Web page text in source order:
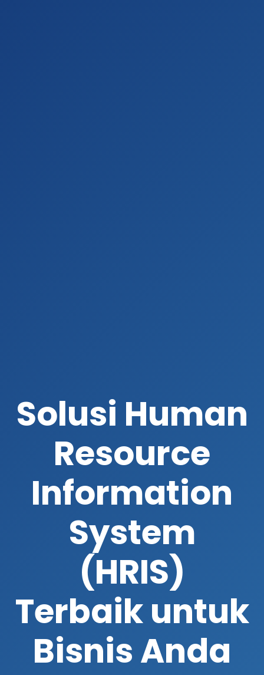
Solusi Human
Resource
Information
System
(HRIS)
Terbaik untuk
Bisnis Anda